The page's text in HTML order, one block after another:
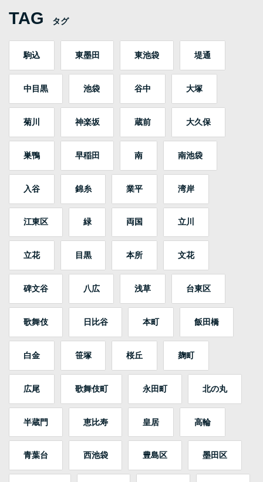
TAG タグ
駒込 東墨田 東池袋 堤通
中目黒 池袋 谷中 大塚
菊川 神楽坂 蔵前 大久保
巣鴨 早稲田 南 南池袋
入谷 錦糸 業平 湾岸
江東区 緑 両国 立川
立花 目黒 本所 文花
碑文谷 八広 浅草 台東区
歌舞伎 日比谷 本町 飯田橋
白金 笹塚 桜丘 麹町
広尾 歌舞伎町 永田町 北の丸
半蔵門 恵比寿 皇居 高輪
青葉台 西池袋 豊島区 墨田区